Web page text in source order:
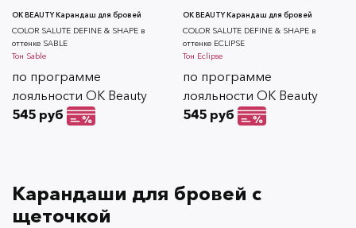
OK BEAUTY Карандаш для бровей
СOLOR SALUTE DEFINE & SHAPE в
оттенке SABLE
Тон Sable
по программе
лояльности OK Beauty
545 руб
OK BEAUTY Карандаш для бровей
СOLOR SALUTE DEFINE & SHAPE в
оттенке ECLIPSE
Тон Eclipse
по программе
лояльности OK Beauty
545 руб
Карандаши для бровей с
щеточкой